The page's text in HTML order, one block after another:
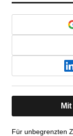
Für unbegrenzten